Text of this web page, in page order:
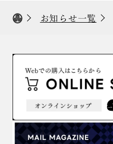
お知らせ一覧